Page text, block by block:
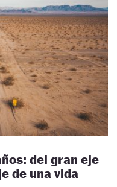
del gran eje
de una vida